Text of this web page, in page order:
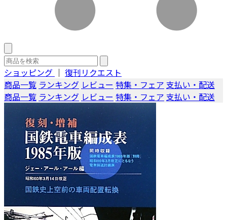
ショッピング ｜ 復刊リクエスト
商品一覧 ランキング レビュー 特集・フェア 支払い・配送
商品一覧 ランキング レビュー 特集・フェア 支払い・配送